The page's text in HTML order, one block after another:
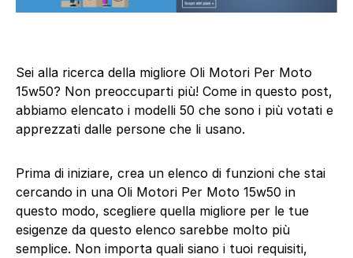
Sei alla ricerca della migliore Oli Motori Per Moto
15w50? Non preoccuparti più! Come in questo post,
abbiamo elencato i modelli 50 che sono i più votati e
apprezzati dalle persone che li usano.
Prima di iniziare, crea un elenco di funzioni che stai
cercando in una Oli Motori Per Moto 15w50 in
questo modo, scegliere quella migliore per le tue
esigenze da questo elenco sarebbe molto più
semplice. Non importa quali siano i tuoi requisiti,